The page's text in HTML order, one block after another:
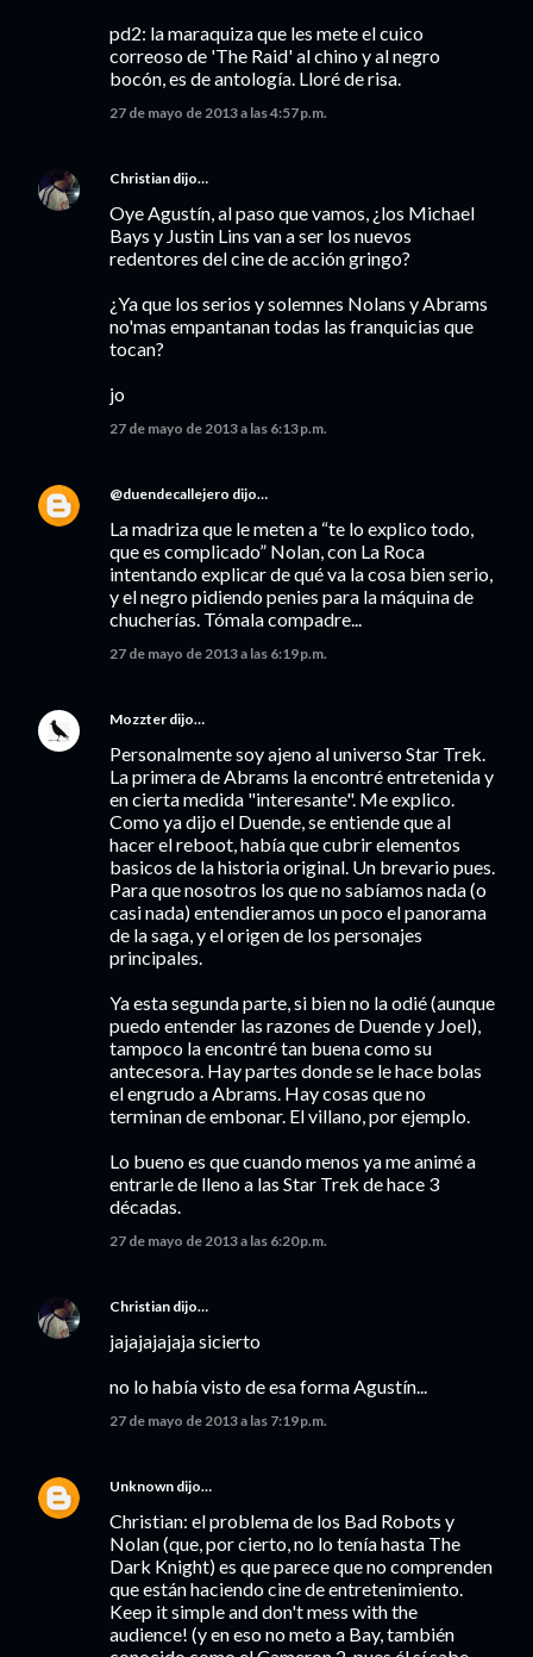
pd2: la maraquiza que les mete el cuico
correoso de 'The Raid' al chino y al negro
bocón, es de antología. Lloré de risa.
27 de mayo de 2013 a las 4:57 p.m.
Christian dijo…
Oye Agustín, al paso que vamos, ¿los Michael
Bays y Justin Lins van a ser los nuevos
redentores del cine de acción gringo?
¿Ya que los serios y solemnes Nolans y Abrams
no'mas empantanan todas las franquicias que
tocan?
jo
27 de mayo de 2013 a las 6:13 p.m.
@duendecallejero dijo…
La madriza que le meten a “te lo explico todo,
que es complicado” Nolan, con La Roca
intentando explicar de qué va la cosa bien serio,
y el negro pidiendo penies para la máquina de
chucherías. Tómala compadre...
27 de mayo de 2013 a las 6:19 p.m.
Mozzter dijo…
Personalmente soy ajeno al universo Star Trek.
La primera de Abrams la encontré entretenida y
en cierta medida "interesante". Me explico.
Como ya dijo el Duende, se entiende que al
hacer el reboot, había que cubrir elementos
basicos de la historia original. Un brevario pues.
Para que nosotros los que no sabíamos nada (o
casi nada) entendieramos un poco el panorama
de la saga, y el origen de los personajes
principales.
Ya esta segunda parte, si bien no la odié (aunque
puedo entender las razones de Duende y Joel),
tampoco la encontré tan buena como su
antecesora. Hay partes donde se le hace bolas
el engrudo a Abrams. Hay cosas que no
terminan de embonar. El villano, por ejemplo.
Lo bueno es que cuando menos ya me animé a
entrarle de lleno a las Star Trek de hace 3
décadas.
27 de mayo de 2013 a las 6:20 p.m.
Christian dijo…
jajajajajaja sicierto
no lo había visto de esa forma Agustín...
27 de mayo de 2013 a las 7:19 p.m.
Unknown dijo…
Christian: el problema de los Bad Robots y
Nolan (que, por cierto, no lo tenía hasta The
Dark Knight) es que parece que no comprenden
que están haciendo cine de entretenimiento.
Keep it simple and don't mess with the
audience! (y en eso no meto a Bay, también